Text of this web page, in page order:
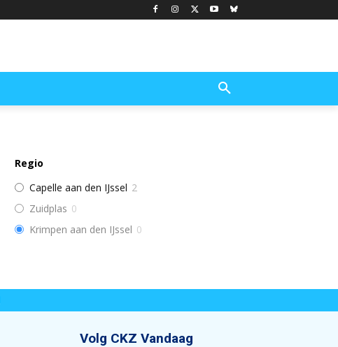
Regio
Capelle aan den IJssel 2
Zuidplas 0
Krimpen aan den IJssel 0
Volg CKZ Vandaag